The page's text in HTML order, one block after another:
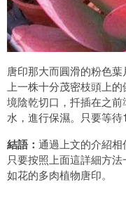
唐印那大而圓滑的粉色
上一株十分茂密枝頭上
境陰乾切口，扦插在之
水，進行保濕。只要等待
結語： 通過上文的介紹相
只要按照上面這詳細方
如花的多肉植物唐印。